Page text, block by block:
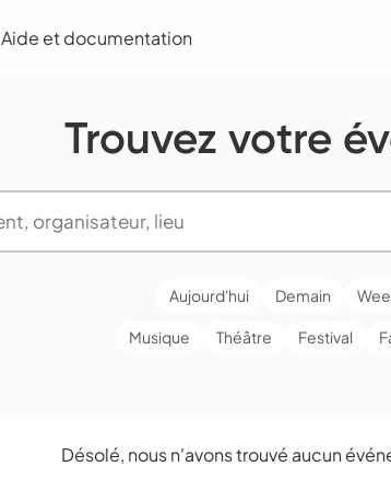
Aide et documentation
Trouvez votre
Aujourd'hui Demain
Musique Théâtre Festival
Désolé, nous n'avons trouvé aucun